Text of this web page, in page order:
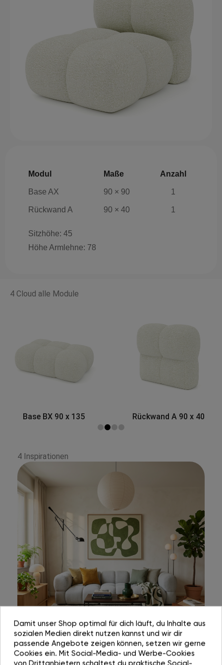
Modul Maße Anzahl
Base AX 90 × 90 1
Rückwand A 90 × 40 1
Sitzhöhe: 45
Höhe Armlehne: 78
4 Cloud alle Module
Rückwand A 90 x 40 Eckmodul A 120 x 120
4 Inspirationen
Damit unser Shop optimal für dich läuft, du Inhalte aus
sozialen Medien direkt nutzen kannst und wir dir
passende Angebote zeigen können, setzen wir gerne
Cookies ein. Mit Social-Media- und Werbe-Cookies
von Drittanbietern schaltest du praktische Social-